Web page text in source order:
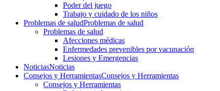
Poder del juego
Trabajo y cuidado de los niños
Problemas de saludProblemas de salud
Problemas de salud
Afecciones médicas
Enfermedades prevenibles por vacunación
Lesiones y Emergencias
NoticiasNoticias
Consejos y HerramientasConsejos y Herramientas
Consejos y Herramientas